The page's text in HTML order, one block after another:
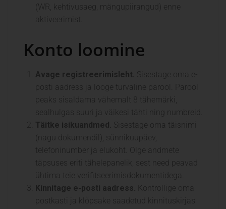
(WR, kehtivusaeg, mängupiirangud) enne
aktiveerimist.
Konto loomine
Avage registreerimisleht.
Sisestage oma e-
posti aadress ja looge turvaline parool. Parool
peaks sisaldama vähemalt 8 tähemärki,
sealhulgas suuri ja väikesi tähti ning numbreid.
Täitke isikuandmed.
Sisestage oma täisnimi
(nagu dokumendil), sünnikuupäev,
telefoninumber ja elukoht. Olge andmete
täpsuses eriti tähelepanelik, sest need peavad
ühtima teie verifitseerimisdokumentidega.
Kinnitage e-posti aadress. Kontrollige oma
postkasti ja klõpsake saadetud kinnituskirjas